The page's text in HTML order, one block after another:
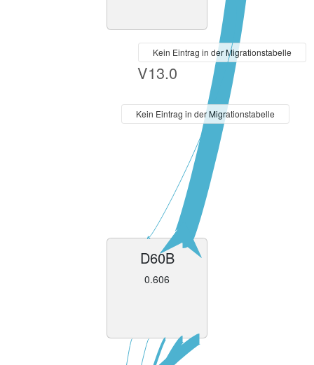
V13.0
D60B
0.606
Kein Eintrag in der Migrationstabelle
Kein Eintrag in der Migrationstabelle